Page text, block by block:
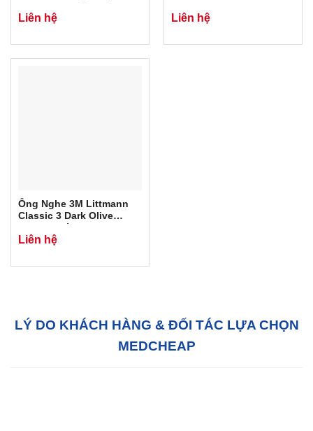
Liên hệ Liên hệ
Ống Nghe 3M Littmann
Classic 3 Dark Olive
USA
Liên hệ
LÝ DO KHÁCH HÀNG & ĐỐI TÁC LỰA CHỌN
MEDCHEAP